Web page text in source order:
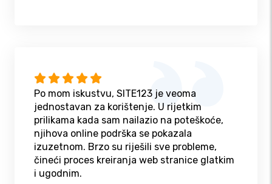
Po mom iskustvu, SITE123 je veoma
jednostavan za korištenje. U rijetkim
prilikama kada sam nailazio na poteškoće,
njihova online podrška se pokazala
izuzetnom. Brzo su riješili sve probleme,
čineći proces kreiranja web stranice glatkim
i ugodnim.